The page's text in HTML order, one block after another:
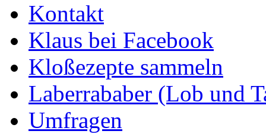
Kontakt
Klaus bei Facebook
Kloßezepte sammeln
Laberrababer (Lob und
Umfragen